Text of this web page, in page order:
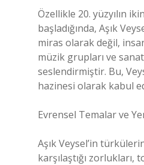
Özellikle 20. yüzyılın
başladığında, Aşık
miras olarak değil,
müzik grupları ve
seslendirmiştir. Bu,
hazinesi olarak kabul
Evrensel Temalar ve
Aşık Veysel’in
karşılaştığı zorlukları,